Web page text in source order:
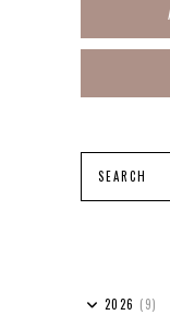
2026 (9)